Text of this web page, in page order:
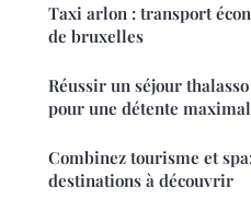
Taxi arlon : transport
de bruxelles
Réussir un séjour
pour une détente
Combinez tourisme et
destinations à découvrir